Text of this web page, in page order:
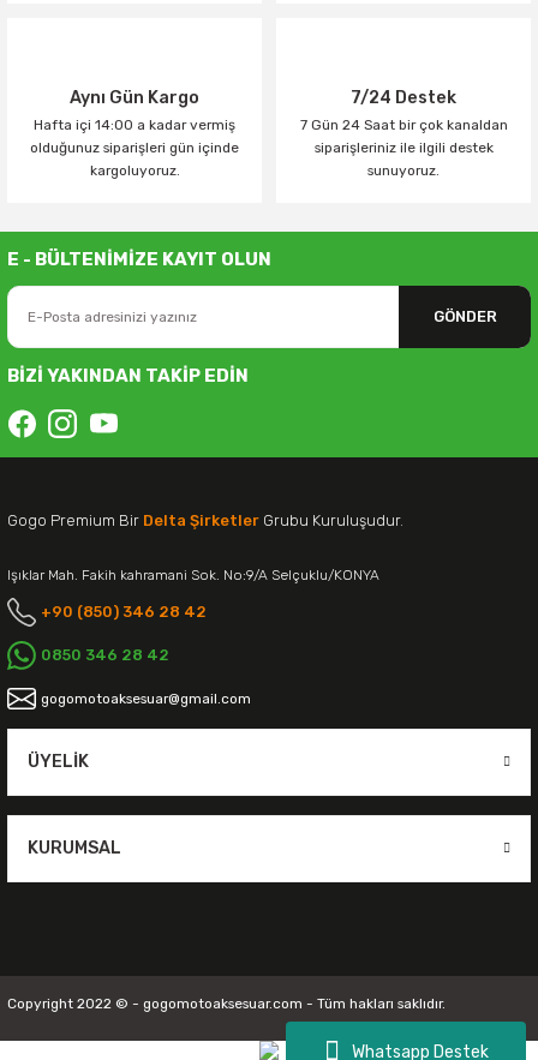
Whatsapp Destek
Aynı Gün Kargo
Hafta içi 14:00 a kadar vermiş
olduğunuz siparişleri gün içinde
kargoluyoruz.
7/24 Destek
7 Gün 24 Saat bir çok kanaldan
siparişleriniz ile ilgili destek
sunuyoruz.
E - BÜLTENİMİZE KAYIT OLUN
GÖNDER
BİZİ YAKINDAN TAKİP EDİN
Gogo Premium Bir Delta Şirketler Grubu Kuruluşudur.
Işıklar Mah. Fakih kahramani Sok. No:9/A Selçuklu/KONYA
+90 (850) 346 28 42
0850 346 28 42
gogomotoaksesuar@gmail.com
ÜYELIK
KURUMSAL
Copyright 2022 © - gogomotoaksesuar.com - Tüm hakları saklıdır.